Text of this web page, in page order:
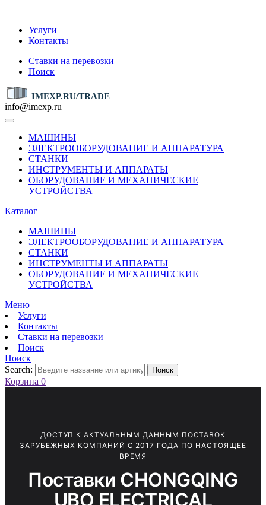
Услуги
Контакты
Ставки на перевозки
Поиск
IMEXP.RU/TRADE
info@imexp.ru
МАШИНЫ
ЭЛЕКТРООБОРУДОВАНИЕ И АППАРАТУРА
СТАНКИ
ИНСТРУМЕНТЫ И АППАРАТЫ
ОБОРУДОВАНИЕ И МЕХАНИЧЕСКИЕ
УСТРОЙСТВА
Каталог
МАШИНЫ
ЭЛЕКТРООБОРУДОВАНИЕ И АППАРАТУРА
СТАНКИ
ИНСТРУМЕНТЫ И АППАРАТЫ
ОБОРУДОВАНИЕ И МЕХАНИЧЕСКИЕ
УСТРОЙСТВА
Меню
Услуги
Контакты
Ставки на перевозки
Поиск
Поиск
Search:
Поиск
Корзина 0
ДОСТУП К АКТУАЛЬНЫМ ДАННЫМ ПОСТАВОК
ЗАРУБЕЖНЫХ КОМПАНИЙ С 2017 ГОДА ПО НАСТОЯЩЕЕ
ВРЕМЯ
Поставки CHONGQING
UBO ELECTRICAL